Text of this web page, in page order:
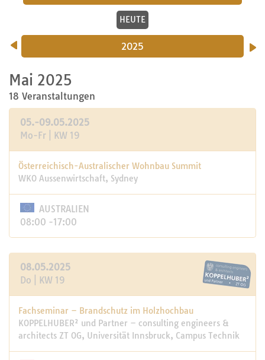
HEUTE
2025
Mai 2025
18 Veranstaltungen
05.-09.05.2025
Mo-Fr | KW 19
Österreichisch-Australischer Wohnbau Summit
WKO Aussenwirtschaft, Sydney
AUSTRALIEN
08:00 -17:00
08.05.2025
Do | KW 19
Fachseminar – Brandschutz im Holzhochbau
KOPPELHUBER² und Partner – consulting engineers &
architects ZT OG, Universität Innsbruck, Campus Technik